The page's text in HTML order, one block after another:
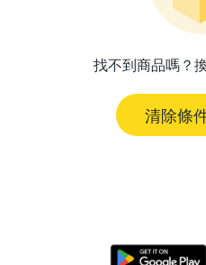
找不到商品嗎？
清除條